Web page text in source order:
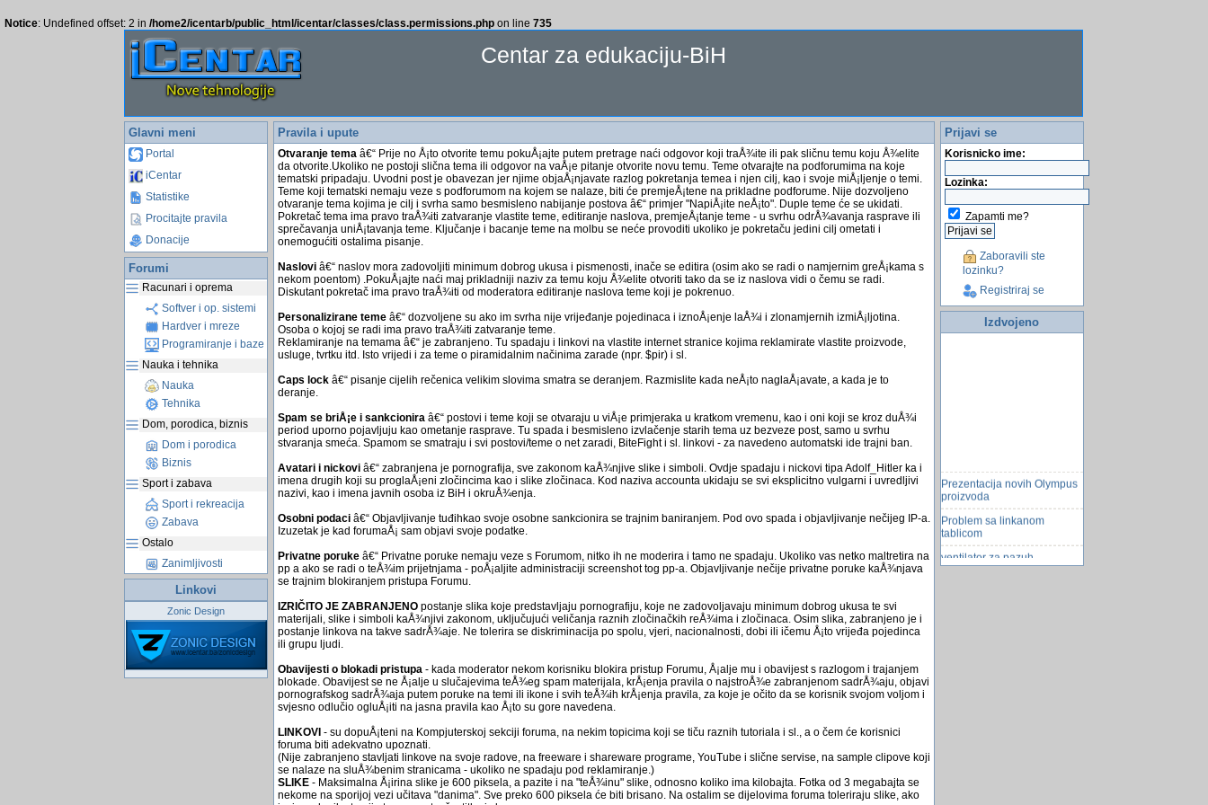
Notice: Undefined offset: 2 in /home2/icentarb/public_html/icentar/classes/class.permissions.php on line 735
Centar za edukaciju-BiH
Glavni meni
Portal
iCentar
Statistike
Procitajte pravila
Donacije
Forumi
Racunari i oprema
Softver i op. sistemi
Hardver i mreze
Programiranje i baze
Nauka i tehnika
Nauka
Tehnika
Dom, porodica, biznis
Dom i porodica
Biznis
Sport i zabava
Sport i rekreacija
Zabava
Ostalo
Zanimljivosti
Linkovi
Zonic Design
Pravila i upute
Otvaranje temaâ€“ Prije no Å¡to otvorite temu pokuÅ¡ajte putem pretrage naći odgovor koji traÅ¾ite ili pak sličnu temu koju Å¾elite
da otvorite.Ukoliko ne postoji slična tema ili odgovor na vaÅ¡e pitanje otvorite novu temu. Teme otvarajte na podforumima na koje
tematski pripadaju. Uvodni post je obavezan jer njime objaÅ¡njavate razlog pokretanja temea i njen cilj, kao i svoje miÅ¡ljenje o temi.
Teme koji tematski nemaju veze s podforumom na kojem se nalaze, biti će premjeÅ¡tene na prikladne podforume. Nije dozvoljeno
otvaranje tema kojima je cilj i svrha samo besmisleno nabijanje postova â€“ primjer "NapiÅ¡ite neÅ¡to". Duple teme će se ukidati.
Pokretač tema ima pravo traÅ¾iti zatvaranje vlastite teme, editiranje naslova, premjeÅ¡tanje teme - u svrhu odrÅ¾avanja rasprave ili
sprečavanja uniÅ¡tavanja teme. Ključanje i bacanje teme na molbu se neće provoditi ukoliko je pokretaču jedini cilj ometati i
onemogućiti ostalima pisanje.
Nasloviâ€“ naslov mora zadovoljiti minimum dobrog ukusa i pismenosti, inače se editira (osim ako se radi o namjernim greÅ¡kama s
nekom poentom) .PokuÅ¡ajte naći maj prikladniji naziv za temu koju Å¾elite otvoriti tako da se iz naslova vidi o čemu se radi.
Diskutant pokretač ima pravo traÅ¾iti od moderatora editiranje naslova teme koji je pokrenuo.
Personalizirane temeâ€“ dozvoljene su ako im svrha nije vrijeđanje pojedinaca i iznoÅ¡enje laÅ¾i i zlonamjernih izmiÅ¡ljotina.
Osoba o kojoj se radi ima pravo traÅ¾iti zatvaranje teme.
Reklamiranje na temama â€“ je zabranjeno. Tu spadaju i linkovi na vlastite internet stranice kojima reklamirate vlastite proizvode,
usluge, tvrtku itd. Isto vrijedi i za teme o piramidalnim načinima zarade (npr. $pir) i sl.
Caps lockâ€“ pisanje cijelih rečenica velikim slovima smatra se deranjem. Razmislite kada neÅ¡to naglaÅ¡avate, a kada je to
deranje.
Spam se briÅ¡e i sankcioniraâ€“ postovi i teme koji se otvaraju u viÅ¡e primjeraka u kratkom vremenu, kao i oni koji se kroz duÅ¾i
period uporno pojavljuju kao ometanje rasprave. Tu spada i besmisleno izvlačenje starih tema uz bezveze post, samo u svrhu
stvaranja smeća. Spamom se smatraju i svi postovi/teme o net zaradi, BiteFight i sl. linkovi - za navedeno automatski ide trajni ban.
Avatari i nickoviâ€“ zabranjena je pornografija, sve zakonom kaÅ¾njive slike i simboli. Ovdje spadaju i nickovi tipa Adolf_Hitler ka i
imena drugih koji su proglaÅ¡eni zločincima kao i slike zločinaca. Kod naziva accounta ukidaju se svi eksplicitno vulgarni i uvredljivi
nazivi, kao i imena javnih osoba iz BiH i okruÅ¾enja.
Osobni podaci â€“ Objavljivanje tuđihkao svoje osobne sankcionira se trajnim baniranjem. Pod ovo spada i objavljivanje nečijeg IP-a.
Izuzetak je kad forumaÅ¡ sam objavi svoje podatke.
Privatne porukeâ€“ Privatne poruke nemaju veze s Forumom, nitko ih ne moderira i tamo ne spadaju. Ukoliko vas netko maltretira na
pp a ako se radi o teÅ¾im prijetnjama - poÅ¡aljite administraciji screenshot tog pp-a. Objavljivanje nečije privatne poruke kaÅ¾njava
se trajnim blokiranjem pristupa Forumu.
IZRIČITO JE ZABRANJENOpostanje slika koje predstavljaju pornografiju, koje ne zadovoljavaju minimum dobrog ukusa te svi
materijali, slike i simboli kaÅ¾njivi zakonom, uključujući veličanja raznih zločinačkih reÅ¾ima i zločinaca. Osim slika, zabranjeno je i
postanje linkova na takve sadrÅ¾aje. Ne tolerira se diskriminacija po spolu, vjeri, nacionalnosti, dobi ili ičemu Å¡to vrijeđa pojedinca
ili grupu ljudi.
Obavijesti o blokadi pristupa- kada moderator nekom korisniku blokira pristup Forumu, Å¡alje mu i obavijest s razlogom i trajanjem
blokade. Obavijest se ne Å¡alje u slučajevima teÅ¾eg spam materijala, krÅ¡enja pravila o najstroÅ¾e zabranjenom sadrÅ¾aju, objavi
pornografskog sadrÅ¾aja putem poruke na temi ili ikone i svih teÅ¾ih krÅ¡enja pravila, za koje je očito da se korisnik svojom voljom i
svjesno odlučio ogluÅ¡iti na jasna pravila kao Å¡to su gore navedena.
LINKOVI - su dopuÅ¡teni na Kompjuterskoj sekciji foruma, na nekim topicima koji se tiču raznih tutoriala i sl., a o čem će korisnici
foruma biti adekvatno upoznati.
(Nije zabranjeno stavljati linkove na svoje radove, na freeware i shareware programe, YouTube i slične servise, na sample clipove koji
se nalaze na sluÅ¾benim stranicama - ukoliko ne spadaju pod reklamiranje.)
SLIKE- Maksimalna Å¡irina slike je 600 piksela, a pazite i na "teÅ¾inu" slike, odnosno koliko ima kilobajta. Fotka od 3 megabajta se
nekome na sporijoj vezi učitava "danima". Sve preko 600 piksela će biti brisano. Na ostalim se dijelovima foruma toleriraju slike, ako
Prijavi se
Korisnicko ime:
Lozinka:
Zapamti me?
Zaboravili ste
lozinku?
Registriraj se
Izdvojeno
Prezentacija novih Olympus
proizvoda
Problem sa linkanom
tablicom
ventilator za pazuh